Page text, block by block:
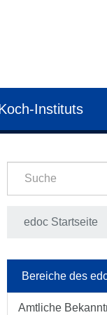
Instituts
edoc Startseite
Bereiche des
Amtliche